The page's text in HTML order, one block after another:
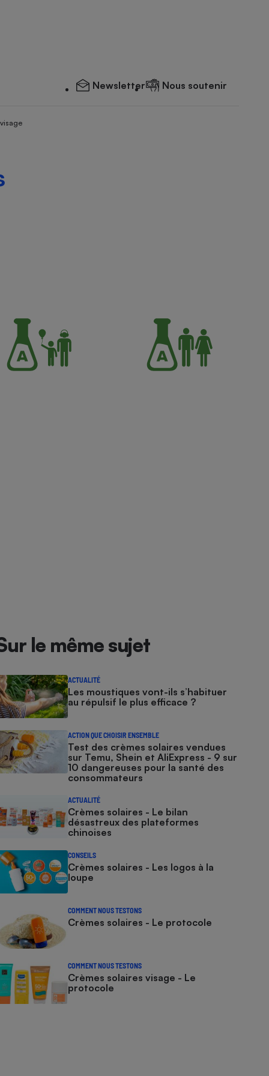
Newsletter Nous soutenir
le même sujet
ACTUALITÉ
Les moustiques vont-ils s’habituer
au répulsif le plus efficace ?
ACTION QUE CHOISIR ENSEMBLE
Test des crèmes solaires vendues
sur Temu, Shein et AliExpress - 9 sur
10 dangereuses pour la santé des
consommateurs
ACTUALITÉ
Crèmes solaires - Le bilan
désastreux des plateformes
chinoises
CONSEILS
Crèmes solaires - Les logos à la
loupe
COMMENT NOUS TESTONS
Crèmes solaires - Le protocole
COMMENT NOUS TESTONS
Crèmes solaires visage - Le
protocole